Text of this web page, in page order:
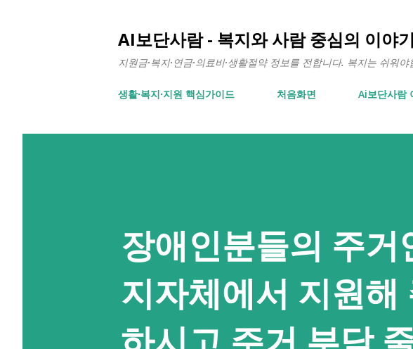
AI보단사람 - 복지와 사람 중심의 이야기
지원금·복지·연금·의료비·생활절약 정보를 전합니다. 복지는 쉬워
생활∙복지∙지원 핵심가이드 처음화면 Ai보단사람
장애인분들의 주
지자체에서 지원